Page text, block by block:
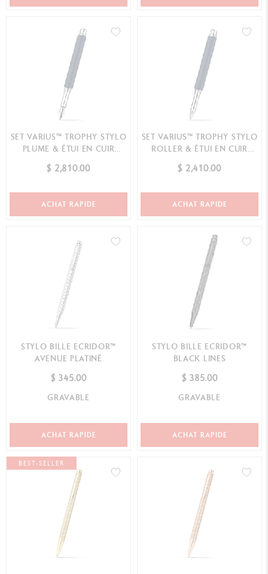
SET VARIUS™ TROPHY STYLO
PLUME & ÉTUI EN CUIR
(ÉDITION LIMITÉE)
$ 2,810.00
ACHAT RAPIDE
SET VARIUS™ TROPHY STYLO
ROLLER & ÉTUI EN CUIR
(ÉDITION LIMITÉE)
$ 2,410.00
ACHAT RAPIDE
STYLO BILLE ECRIDOR™
AVENUE PLATINÉ
$ 345.00
GRAVABLE
ACHAT RAPIDE
STYLO BILLE ECRIDOR™
BLACK LINES
$ 385.00
GRAVABLE
ACHAT RAPIDE
BEST-SELLER